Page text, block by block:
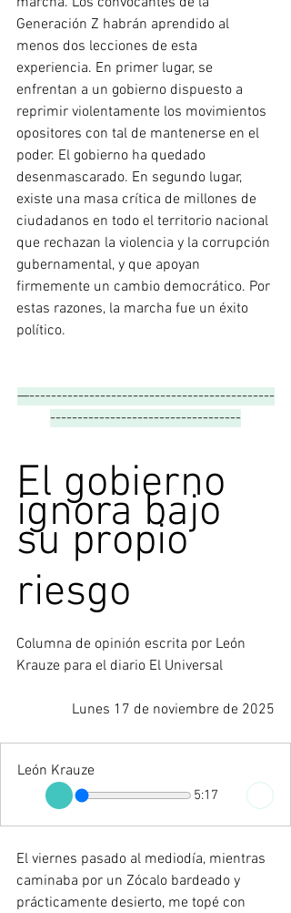
Generación Z habrán aprendido al
menos dos lecciones de esta
experiencia. En primer lugar, se
enfrentan a un gobierno dispuesto a
reprimir violentamente los movimientos
opositores con tal de mantenerse en el
poder. El gobierno ha quedado
desenmascarado. En segundo lugar,
existe una masa crítica de millones de
ciudadanos en todo el territorio nacional
que rechazan la violencia y la corrupción
gubernamental, y que apoyan
firmemente un cambio democrático. Por
estas razones, la marcha fue un éxito
político.
—---------------------------------------------
-----------------------------------
El gobierno
ignora bajo
su propio
riesgo
Columna de opinión escrita por León
Krauze para el diario El Universal
Lunes 17 de noviembre de 2025
León Krauze
5:17
El viernes pasado al mediodía, mientras
caminaba por un Zócalo bardeado y
prácticamente desierto, me topé con